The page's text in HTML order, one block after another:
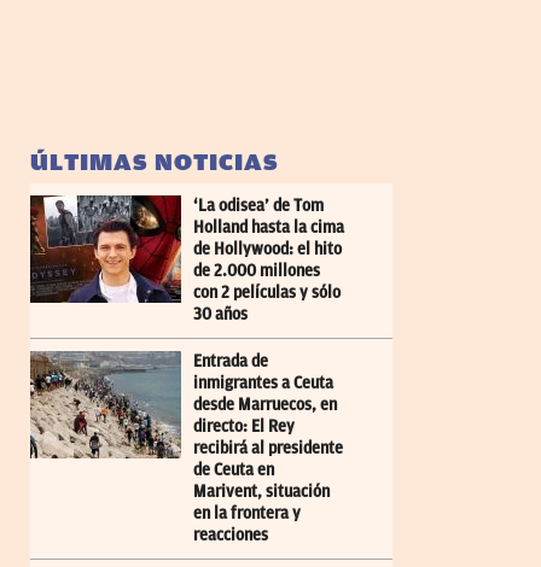
ÚLTIMAS NOTICIAS
‘La odisea’ de Tom
Holland hasta la cima
de Hollywood: el hito
de 2.000 millones
con 2 películas y sólo
30 años
Entrada de
inmigrantes a Ceuta
desde Marruecos, en
directo: El Rey
recibirá al presidente
de Ceuta en
Marivent, situación
en la frontera y
reacciones